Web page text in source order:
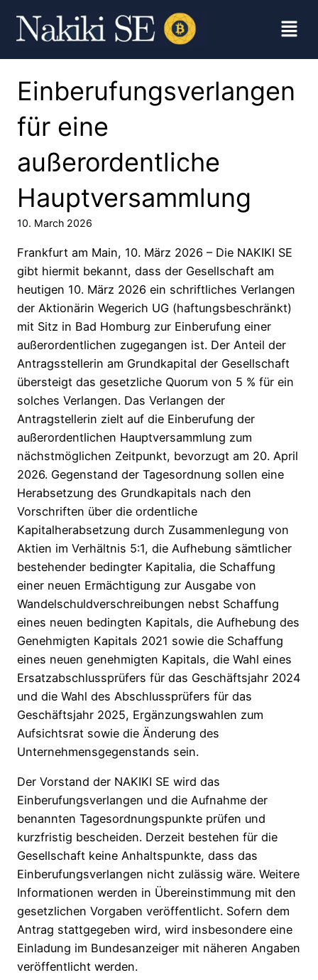
Einberufungsverlangen
für eine
außerordentliche
Hauptversammlung
10. March 2026
Frankfurt am Main, 10. März 2026 – Die NAKIKI SE
gibt hiermit bekannt, dass der Gesellschaft am
heutigen 10. März 2026 ein schriftliches Verlangen
der Aktionärin Wegerich UG (haftungsbeschränkt)
mit Sitz in Bad Homburg zur Einberufung einer
außerordentlichen zugegangen ist. Der Anteil der
Antragsstellerin am Grundkapital der Gesellschaft
übersteigt das gesetzliche Quorum von 5 % für ein
solches Verlangen. Das Verlangen der
Antragstellerin zielt auf die Einberufung der
außerordentlichen Hauptversammlung zum
nächstmöglichen Zeitpunkt, bevorzugt am 20. April
2026. Gegenstand der Tagesordnung sollen eine
Herabsetzung des Grundkapitals nach den
Vorschriften über die ordentliche
Kapitalherabsetzung durch Zusammenlegung von
Aktien im Verhältnis 5:1, die Aufhebung sämtlicher
bestehender bedingter Kapitalia, die Schaffung
einer neuen Ermächtigung zur Ausgabe von
Wandelschuldverschreibungen nebst Schaffung
eines neuen bedingten Kapitals, die Aufhebung des
Genehmigten Kapitals 2021 sowie die Schaffung
eines neuen genehmigten Kapitals, die Wahl eines
Ersatzabschlussprüfers für das Geschäftsjahr 2024
und die Wahl des Abschlussprüfers für das
Geschäftsjahr 2025, Ergänzungswahlen zum
Aufsichtsrat sowie die Änderung des
Unternehmensgegenstands sein.
Der Vorstand der NAKIKI SE wird das
Einberufungsverlangen und die Aufnahme der
benannten Tagesordnungspunkte prüfen und
kurzfristig bescheiden. Derzeit bestehen für die
Gesellschaft keine Anhaltspunkte, dass das
Einberufungsverlangen nicht zulässig wäre. Weitere
Informationen werden in Übereinstimmung mit den
gesetzlichen Vorgaben veröffentlicht. Sofern dem
Antrag stattgegeben wird, wird insbesondere eine
Einladung im Bundesanzeiger mit näheren Angaben
veröffentlicht werden.